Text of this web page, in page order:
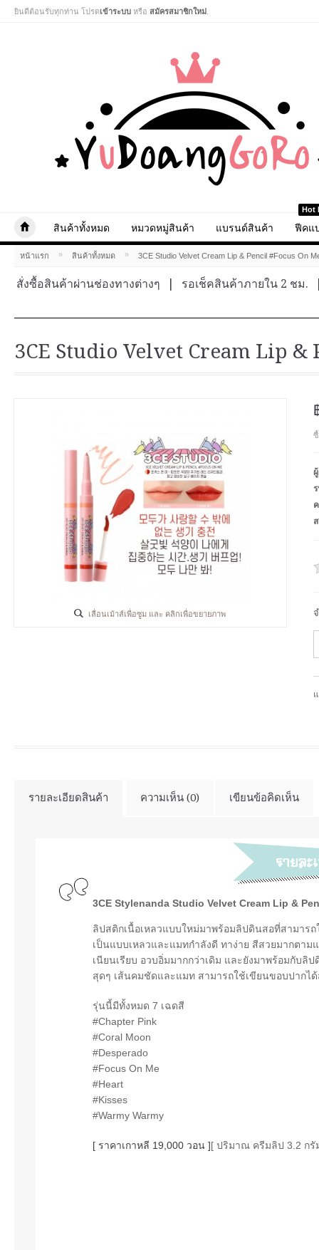
ยินดีต้อนรับทุกท่าน โปรดเข้าระบบ หรือ สมัครสมาชิกใหม่
สินค้าทั้งหมด หมวดหมู่สินค้า แบรนด์สินค้า
Hot
ฟีคแ
หน้าแรก » สินค้าทั้งหมด » 3CE Studio Velvet Cream Lip & Pencil #Focus On
สั่งซื้อสินค้าผ่านช่องทางต่างๆ รอเช็คสินค้าภายใน 2 ชม.
3CE Studio Velvet Cream Lip &
เลื่อนเม้าส์เพื่อซูม และ คลิกเพื่อขยายภาพ
รายละเอียดสินค้า ความเห็น (0) เขียนข้อคิดเห็น
3CE Stylenanda Studio Velvet Cream Lip &
ลิปสติกเนื้อเหลวแบบใหม่มาพร้อมลิปดินสอที่สามาร
เป็นแบบเหลวและแมทกำลังดี ทาง่าย สีสวยมากตา
เนียนเรียบ อวบอิ่มมากกว่าเดิม และยังมาพร้อมกับ
สุดๆ เส้นคมชัดและแมท สามารถใช้เขียนขอบปากไ
รุ่นนี้มีทั้งหมด 7 เฉดสี
#Chapter Pink
#Coral Moon
#Desperado
#Focus On Me
#Heart
#Kisses
#Warmy Warmy
[ ราคาเกาหลี 19,000 วอน ][ ปริมาณ ครีมลิป 3.2 กรั